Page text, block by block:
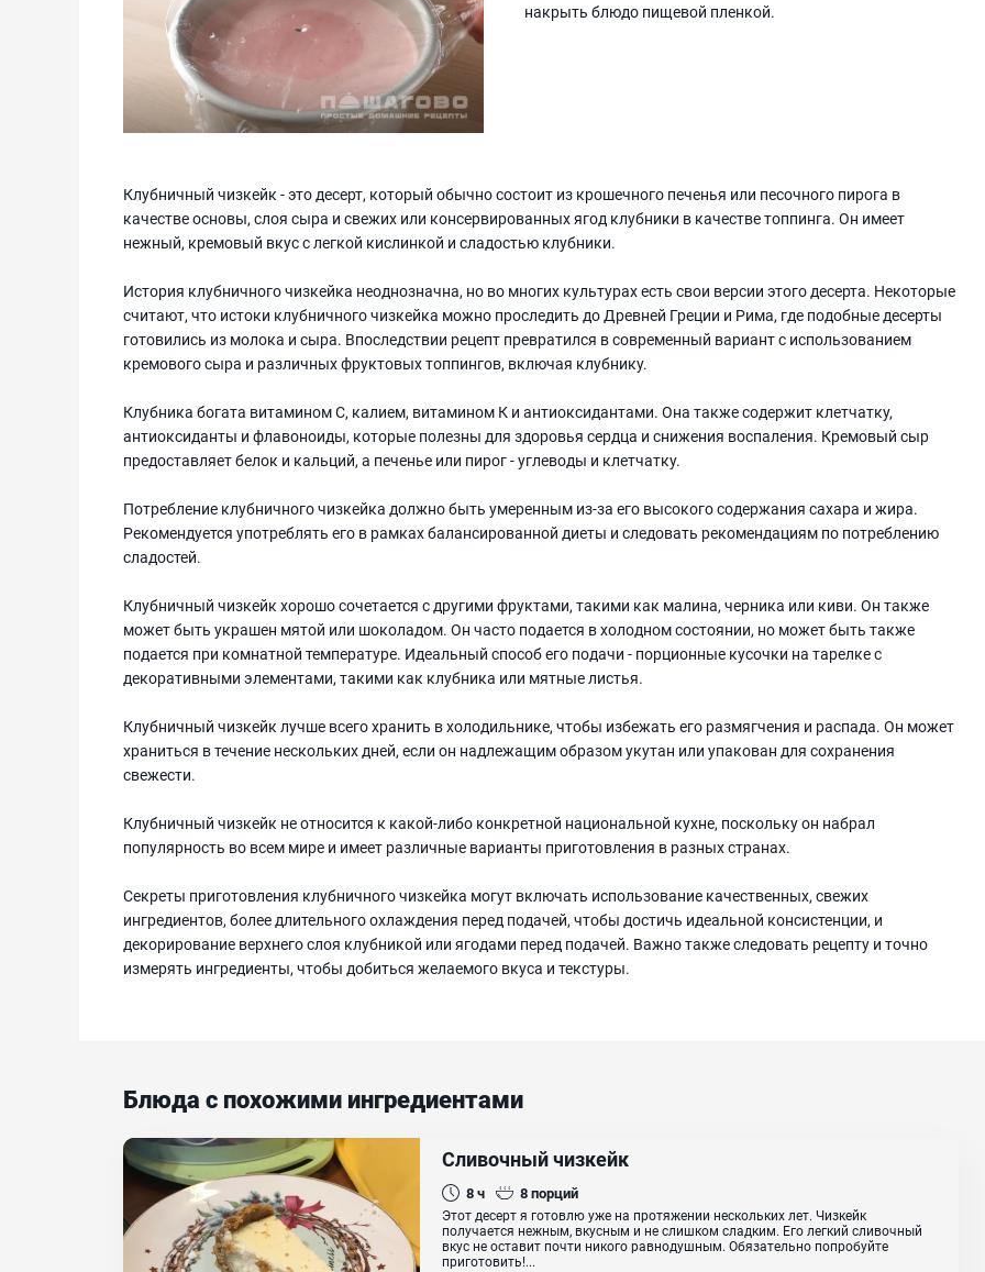
накрыть блюдо пищевой пленкой.
Клубничный чизкейк - это десерт, который обычно состоит из крошечного печенья или песочного пирога в
качестве основы, слоя сыра и свежих или консервированных ягод клубники в качестве топпинга. Он имеет
нежный, кремовый вкус с легкой кислинкой и сладостью клубники.
История клубничного чизкейка неоднозначна, но во многих культурах есть свои версии этого десерта. Некоторые
считают, что истоки клубничного чизкейка можно проследить до Древней Греции и Рима, где подобные десерты
готовились из молока и сыра. Впоследствии рецепт превратился в современный вариант с использованием
кремового сыра и различных фруктовых топпингов, включая клубнику.
Клубника богата витамином С, калием, витамином К и антиоксидантами. Она также содержит клетчатку,
антиоксиданты и флавоноиды, которые полезны для здоровья сердца и снижения воспаления. Кремовый сыр
предоставляет белок и кальций, а печенье или пирог - углеводы и клетчатку.
Потребление клубничного чизкейка должно быть умеренным из-за его высокого содержания сахара и жира.
Рекомендуется употреблять его в рамках балансированной диеты и следовать рекомендациям по потреблению
сладостей.
Клубничный чизкейк хорошо сочетается с другими фруктами, такими как малина, черника или киви. Он также
может быть украшен мятой или шоколадом. Он часто подается в холодном состоянии, но может быть также
подается при комнатной температуре. Идеальный способ его подачи - порционные кусочки на тарелке с
декоративными элементами, такими как клубника или мятные листья.
Клубничный чизкейк лучше всего хранить в холодильнике, чтобы избежать его размягчения и распада. Он может
храниться в течение нескольких дней, если он надлежащим образом укутан или упакован для сохранения
свежести.
Клубничный чизкейк не относится к какой-либо конкретной национальной кухне, поскольку он набрал
популярность во всем мире и имеет различные варианты приготовления в разных странах.
Секреты приготовления клубничного чизкейка могут включать использование качественных, свежих
ингредиентов, более длительного охлаждения перед подачей, чтобы достичь идеальной консистенции, и
декорирование верхнего слоя клубникой или ягодами перед подачей. Важно также следовать рецепту и точно
измерять ингредиенты, чтобы добиться желаемого вкуса и текстуры.
Блюда с похожими ингредиентами
Сливочный чизкейк
8 ч 8порций
Этот десерт я готовлю уже на протяжении нескольких лет. Чизкейк
получается нежным, вкусным и не слишком сладким. Его легкий сливочный
вкус не оставит почти никого равнодушным. Обязательно попробуйте
приготовить!...